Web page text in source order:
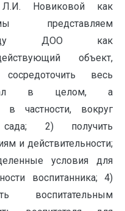
Л.И. Новиковой как
представляем
ДОО как
объект,
весь
в целом, а
в частности, вокруг
сада; 2) получить
и действительности;
условия для
воспитанника; 4)
воспитательным